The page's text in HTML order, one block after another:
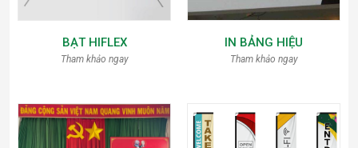
BẠT HIFLEX
Tham khảo ngay
IN BẢNG HIỆU
Tham khảo ngay